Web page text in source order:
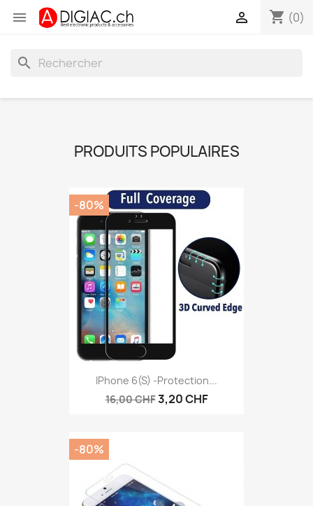
 shopping_cart (0)

search
PRODUITS POPULAIRES
IPhone 6(s) -protection...
16,00 CHF3,20 CHF
-80%
-80%